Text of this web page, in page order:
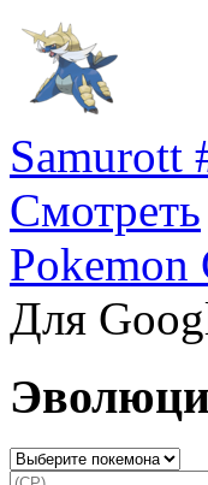
Samurott
Смотреть
Pokemon
Для